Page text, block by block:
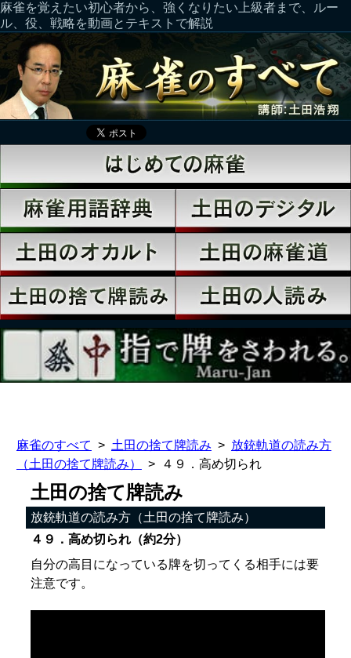
麻雀を覚えたい初心者から、強くなりたい上級者まで、ルー
ル、役、戦略を動画とテキストで解説
麻雀のすべて 土田の捨て牌読み
放銃軌道の読み方
（土田の捨て牌読み）
４９．高め切られ
土田の捨て牌読み
放銃軌道の読み方（土田の捨て牌読み）
４９．高め切られ（約2分）
自分の高目になっている牌を切ってくる相手には要
注意です。